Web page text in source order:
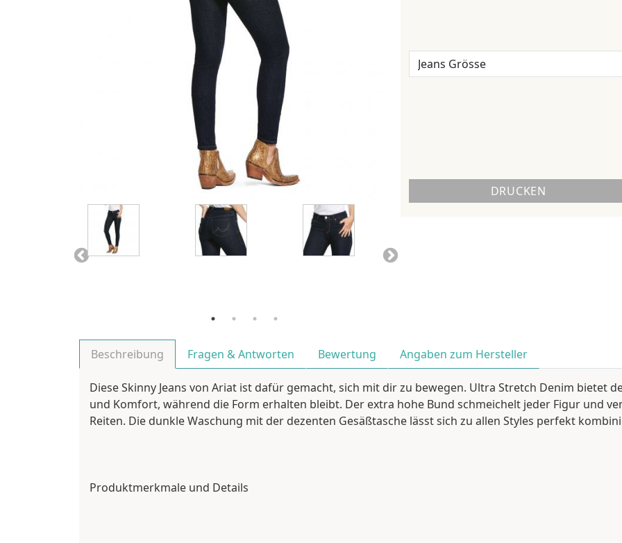
DRUCKEN
Beschreibung Fragen & Antworten Bewertung Angaben zum Hersteller
Diese Skinny Jeans von Ariat ist dafür gemacht, sich mit dir zu bewegen. Ultra Stretch Denim bietet
und Komfort, während die Form erhalten bleibt. Der extra hohe Bund schmeichelt jeder Figur und
Reiten. Die dunkle Waschung mit der dezenten Gesäßtasche lässt sich zu allen Styles perfekt
Produktmerkmale und Details